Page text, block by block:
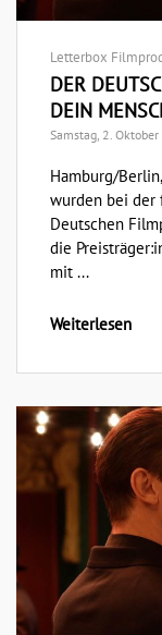
Letterbox
DER
DEIN
Samstag, 2.
Hamburg/
wurden bei der
Deutschen
die
mit ...
Weiterlesen